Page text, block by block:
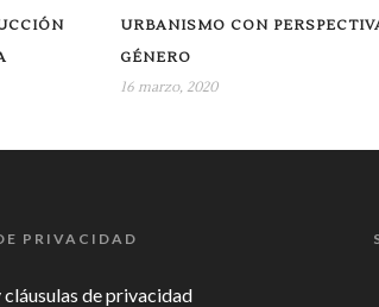
URBANISMO CON
GÉNERO
16 marzo, 2020
PRIVACIDAD
de privacidad